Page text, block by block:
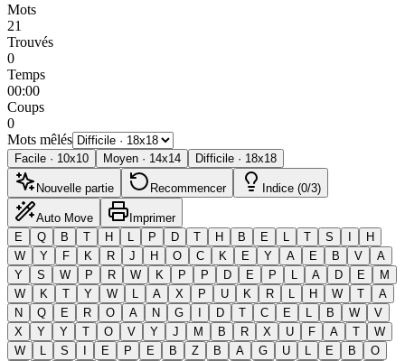
Mots
21
Trouvés
0
Temps
00:00
Coups
0
Mots mêlés
Facile · 10x10 Moyen · 14x14 Difficile · 18x18
Nouvelle partie Recommencer Indice (0/3)
Auto Move
Imprimer
E
Q B T H L P D T H B E L T S I
H
W
Y F K R J H O C K E Y A E B V
A
Y
S W P R W K P P D E P L A D E
M
W
K T Y W L A X P U K R L H W T
A
N
Q E R O A N G I D T C E L B W
V
X
Y Y T O V Y J M B R X U F A T
W
W
L S I E P E B Z B A G U L E B
O